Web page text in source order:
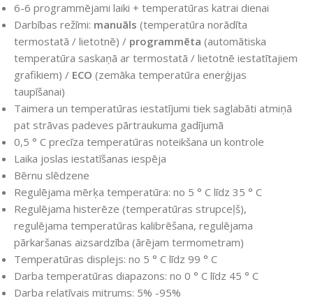
6-6 programmējami laiki + temperatūras katrai dienai
Darbības režīmi: manuāls (temperatūra norādīta
termostatā / lietotnē) / programmēta (automātiska
temperatūra saskaņā ar termostatā / lietotnē iestatītajiem
grafikiem) / ECO (zemāka temperatūra enerģijas
taupīšanai)
Taimera un temperatūras iestatījumi tiek saglabāti atmiņā
pat strāvas padeves pārtraukuma gadījumā
0,5 ° C precīza temperatūras noteikšana un kontrole
Laika joslas iestatīšanas iespēja
Bērnu slēdzene
Regulējama mērķa temperatūra: no 5 ° C līdz 35 ° C
Regulējama histerēze (temperatūras strupceļš),
regulējama temperatūras kalibrēšana, regulējama
pārkaršanas aizsardzība (ārējam termometram)
Temperatūras displejs: no 5 ° C līdz 99 ° C
Darba temperatūras diapazons: no 0 ° C līdz 45 ° C
Darba relatīvais mitrums: 5% -95%